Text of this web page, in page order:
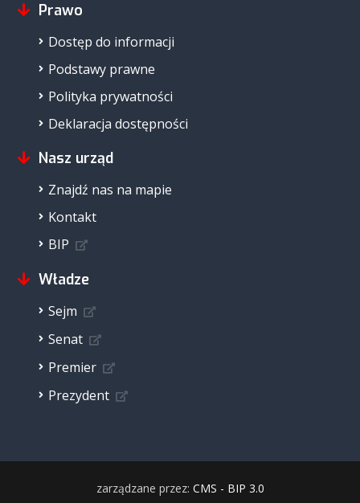
Prawo
Dostęp do informacji
Podstawy prawne
Polityka prywatności
Deklaracja dostępności
Nasz urząd
Znajdź nas na mapie
Kontakt
BIP
Władze
Sejm
Senat
Premier
Prezydent
zarządzane przez: CMS - BIP 3.0